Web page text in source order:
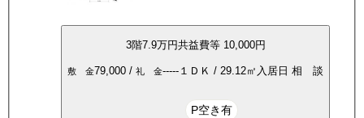
3階7.9万円共益費等 10,000円
敷 金79,000 /礼 金----- １ＤＫ / 29.12㎡ 入居日相 談
P空き有